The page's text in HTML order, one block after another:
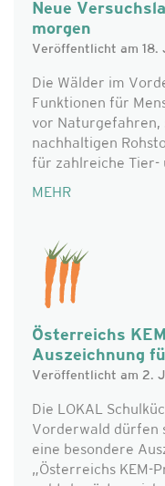
Neue
morgen
Veröffentlicht am 18.
Die Wälder im
Funktionen für
vor Naturgefahren,
nachhaltigen
für zahlreiche Tier-
MEHR
Österreichs
Auszeichnung
Veröffentlicht am 2.
Die LOKAL
Vorderwald dürfen
eine besondere
„Österreichs KEM-